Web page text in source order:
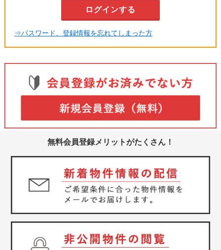
⇒パスワード、登録情報を忘れてしまった方
無料会員登録メリットがたくさん！